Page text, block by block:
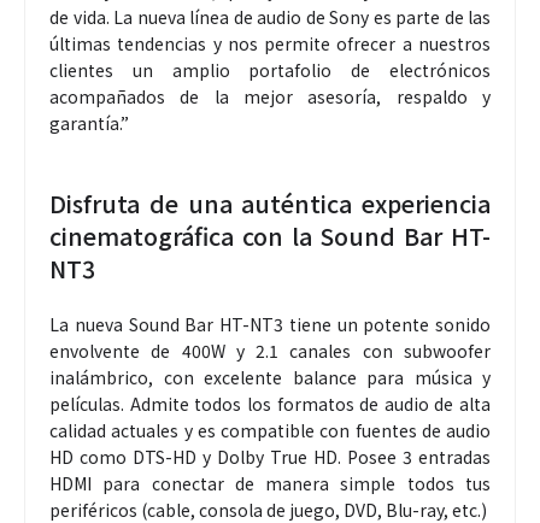
de vida. La nueva línea de audio de Sony es parte de las
últimas tendencias y nos permite ofrecer a nuestros
clientes un amplio portafolio de electrónicos
acompañados de la mejor asesoría, respaldo y
garantía.”
Disfruta de una auténtica experiencia
cinematográfica con la Sound Bar HT-
NT3
La nueva Sound Bar HT-NT3 tiene un potente sonido
envolvente de 400W y 2.1 canales con subwoofer
inalámbrico, con excelente balance para música y
películas. Admite todos los formatos de audio de alta
calidad actuales y es compatible con fuentes de audio
HD como DTS-HD y Dolby True HD. Posee 3 entradas
HDMI para conectar de manera simple todos tus
periféricos (cable, consola de juego, DVD, Blu-ray, etc.)